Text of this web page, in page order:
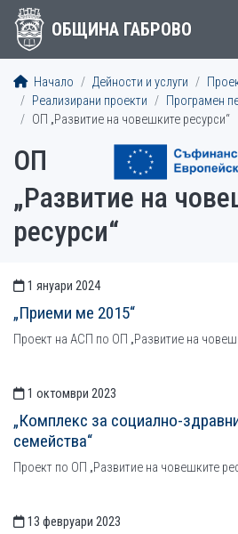
ОБЩИНА ГАБРОВО
Начало Дейности и услуги
Реализирани проекти
Програмен
ОП „Развитие на човешките ресурси“
ОП
„Развитие на
ресурси“
СТАТИИСТАТИИ
1 януари 2024
„Приеми ме 2015“
Проект на АСП по ОП „Развитие на
1 октомври 2023
„Комплекс за социално-
семейства“
Проект по ОП „Развитие на човешките
13 февруари 2023